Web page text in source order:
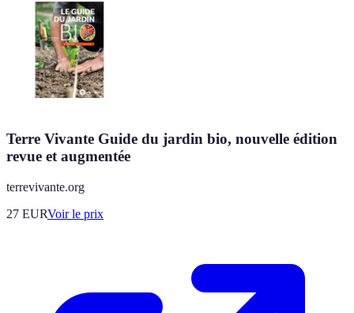
Terre Vivante Guide du jardin bio, nouvelle édition
revue et augmentée
terrevivante.org
27 EURVoir le prix